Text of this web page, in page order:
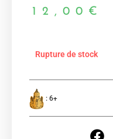
12,00 €
Rupture de stock
: 6+